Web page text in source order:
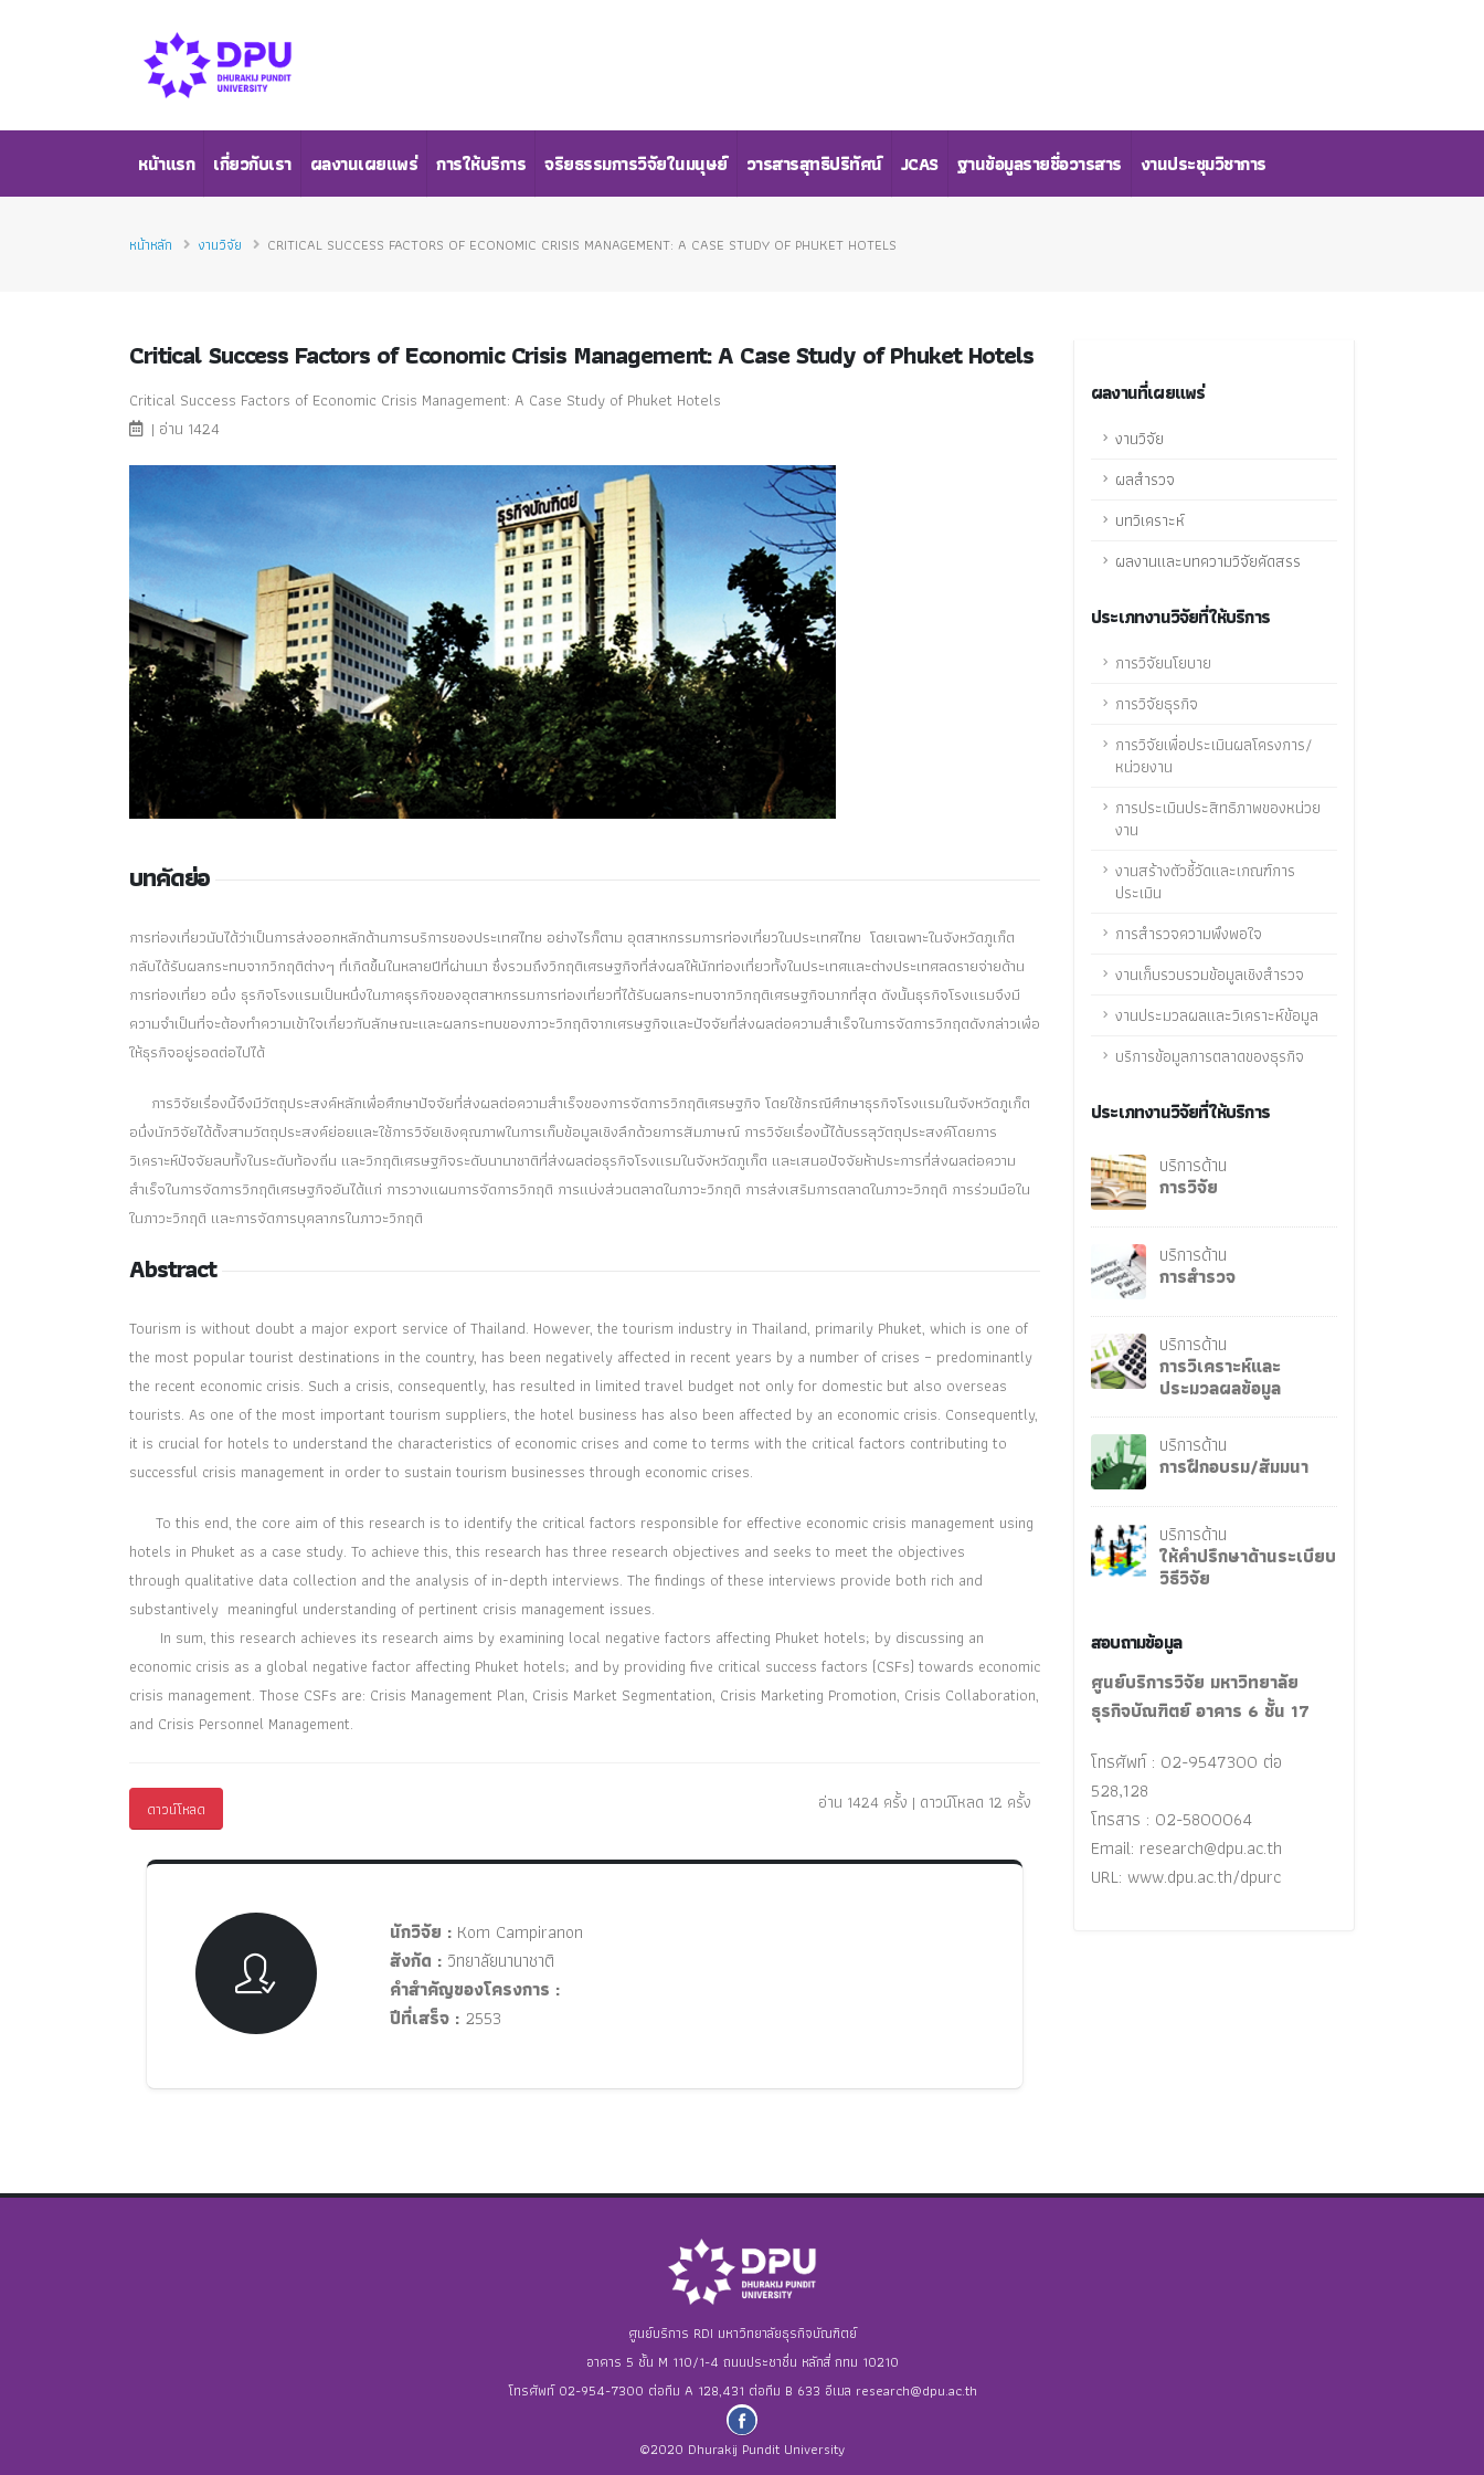
หน้าแรก เกี่ยวกับเรา ผลงานเผยแพร่ การให้บริการ จริยธรรมการวิจัยในมนุษย์ วารสารสุทธิปริทัศน์ JCAS ฐานข้อมูลรายชื่อวารสาร งานประชุมวิชาการ
หน้าหลัก งานวิจัย CRITICAL SUCCESS FACTORS OF ECONOMIC CRISIS MANAGEMENT: A CASE STUDY OF PHUKET HOTELS
Critical Success Factors of Economic Crisis Management: A Case Study of Phuket Hotels
Critical Success Factors of Economic Crisis Management: A Case Study of Phuket Hotels
| อ่าน 1424
บทคัดย่อ
การท่องเที่ยวนับได้ว่าเป็นการส่งออกหลักด้านการบริการของประเทศไทย อย่างไรก็ตาม อุตสาหกรรมการท่องเที่ยวในประเทศไทย โดยเฉพาะในจังหวัดภูเก็ต
กลับได้รับผลกระทบจากวิกฤติต่างๆ ที่เกิดขึ้นในหลายปีที่ผ่านมา ซึ่งรวมถึงวิกฤติเศรษฐกิจที่ส่งผลให้นักท่องเที่ยวทั้งในประเทศและต่างประเทศลดรายจ่ายด้าน
การท่องเที่ยว อนึ่ง ธุรกิจโรงแรมเป็นหนึ่งในภาคธุรกิจของอุตสาหกรรมการท่องเที่ยวที่ได้รับผลกระทบจากวิกฤติเศรษฐกิจมากที่สุด ดังนั้นธุรกิจโรงแรมจึงมี
ความจําเป็นที่จะต้องทําความเข้าใจเกี่ยวกับลักษณะและผลกระทบของภาวะวิกฤติจากเศรษฐกิจและปัจจัยที่ส่งผลต่อความสําเร็จในการจัดการวิกฤตดังกล่าวเพื่อ
ให้ธุรกิจอยู่รอดต่อไปได้
การวิจัยเรื่องนี้จึงมีวัตถุประสงค์หลักเพื่อศึกษาปัจจัยที่ส่งผลต่อความสําเร็จของการจัดการวิกฤติเศรษฐกิจ โดยใช้กรณีศึกษาธุรกิจโรงแรมในจังหวัดภูเก็ต
อนึ่งนักวิจัยได้ตั้งสามวัตถุประสงค์ย่อยและใช้การวิจัยเชิงคุณภาพในการเก็บข้อมูลเชิงลึกด้วยการสัมภาษณ์ การวิจัยเรื่องนี้ได้บรรลุวัตถุประสงค์โดยการ
วิเคราะห์ปัจจัยลบทั้งในระดับท้องถิ่น และวิกฤติเศรษฐกิจระดับนานาชาติที่ส่งผลต่อธุรกิจโรงแรมในจังหวัดภูเก็ต และเสนอปัจจัยห้าประการที่ส่งผลต่อความ
สําเร็จในการจัดการวิกฤติเศรษฐกิจอันได้แก่ การวางแผนการจัดการวิกฤติ การแบ่งส่วนตลาดในภาวะวิกฤติ การส่งเสริมการตลาดในภาวะวิกฤติ การร่วมมือใน
ในภาวะวิกฤติ และการจัดการบุคลากรในภาวะวิกฤติ
Abstract
Tourism is without doubt a major export service of Thailand. However, the tourism industry in Thailand, primarily Phuket, which is one of
the most popular tourist destinations in the country, has been negatively affected in recent years by a number of crises – predominantly
the recent economic crisis. Such a crisis, consequently, has resulted in limited travel budget not only for domestic but also overseas
tourists. As one of the most important tourism suppliers, the hotel business has also been affected by an economic crisis. Consequently,
it is crucial for hotels to understand the characteristics of economic crises and come to terms with the critical factors contributing to
successful crisis management in order to sustain tourism businesses through economic crises.
To this end, the core aim of this research is to identify the critical factors responsible for effective economic crisis management using
hotels in Phuket as a case study. To achieve this, this research has three research objectives and seeks to meet the objectives
through qualitative data collection and the analysis of in-depth interviews. The findings of these interviews provide both rich and
substantively meaningful understanding of pertinent crisis management issues.
In sum, this research achieves its research aims by examining local negative factors affecting Phuket hotels; by discussing an
economic crisis as a global negative factor affecting Phuket hotels; and by providing five critical success factors (CSFs) towards economic
crisis management. Those CSFs are: Crisis Management Plan, Crisis Market Segmentation, Crisis Marketing Promotion, Crisis Collaboration,
and Crisis Personnel Management.
ดาวน์โหลด อ่าน 1424 ครั้ง | ดาวน์โหลด 12 ครั้ง
นักวิจัย : Kom Campiranon
สังกัด : วิทยาลัยนานาชาติ
คำสำคัญของโครงการ :
ปีที่เสร็จ : 2553
ผลงานที่เผยแพร่
งานวิจัย
ผลสำรวจ
บทวิเคราะห์
ผลงานและบทความวิจัยคัดสรร
ประเภทงานวิจัยที่ให้บริการ
การวิจัยนโยบาย
การวิจัยธุรกิจ
การวิจัยเพื่อประเมินผลโครงการ/
หน่วยงาน
การประเมินประสิทธิภาพของหน่วย
งาน
งานสร้างตัวชี้วัดและเกณฑ์การ
ประเมิน
การสำรวจความพึงพอใจ
งานเก็บรวบรวมข้อมูลเชิงสำรวจ
งานประมวลผลและวิเคราะห์ข้อมูล
บริการข้อมูลการตลาดของธุรกิจ
ประเภทงานวิจัยที่ให้บริการ
บริการด้าน
การวิจัย
บริการด้าน
การสำรวจ
บริการด้าน
การวิเคราะห์และ
ประมวลผลข้อมูล
บริการด้าน
การฝึกอบรม/สัมมนา
บริการด้าน
ให้คำปรึกษาด้านระเบียบ
วิธีวิจัย
สอบถามข้อมูล
ศูนย์บริการวิจัย มหาวิทยาลัย
ธุรกิจบัณฑิตย์ อาคาร 6 ชั้น 17
โทรศัพท์ : 02-9547300 ต่อ
528,128
โทรสาร : 02-5800064
Email: research@dpu.ac.th
URL: www.dpu.ac.th/dpurc
ศูนย์บริการ RDI มหาวิทยาลัยธุรกิจบัณฑิตย์
อาคาร 5 ชั้น M 110/1-4 ถนนประชาชื่น หลักสี่ กทม 10210
โทรศัพท์ 02-954-7300 ต่อทีม A 128,431 ต่อทีม B 633 อีเมล research@dpu.ac.th
©2020 Dhurakij Pundit University